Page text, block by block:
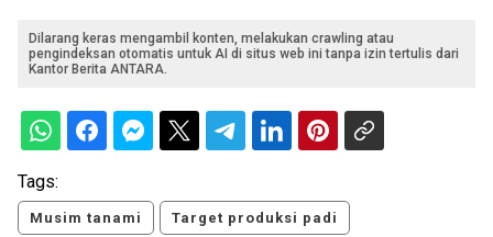
Dilarang keras mengambil konten, melakukan crawling atau
pengindeksan otomatis untuk AI di situs web ini tanpa izin tertulis dari
Kantor Berita ANTARA.
Tags:
Musim tanami Target produksi padi